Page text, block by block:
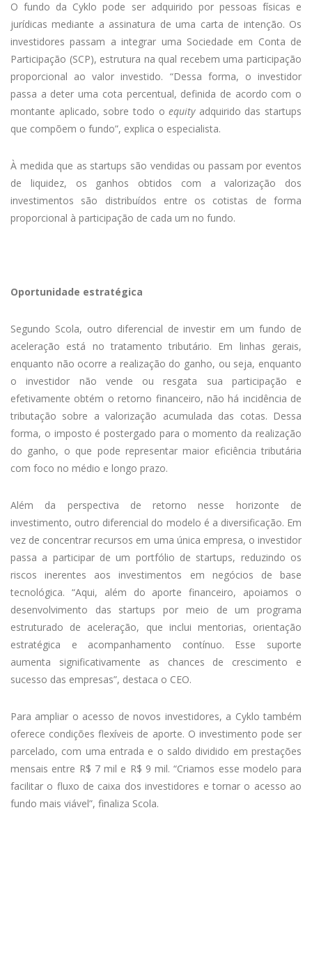
O fundo da Cyklo pode ser adquirido por pessoas físicas e
jurídicas mediante a assinatura de uma carta de intenção. Os
investidores passam a integrar uma Sociedade em Conta de
Participação (SCP), estrutura na qual recebem uma participação
proporcional ao valor investido. “Dessa forma, o investidor
passa a deter uma cota percentual, definida de acordo com o
montante aplicado, sobre todo oequityadquirido das startups
que compõem o fundo”, explica o especialista.
À medida que as startups são vendidas ou passam por eventos
de liquidez, os ganhos obtidos com a valorização dos
investimentos são distribuídos entre os cotistas de forma
proporcional à participação de cada um no fundo.
Oportunidade estratégica
Segundo Scola, outro diferencial de investir em um fundo de
aceleração está no tratamento tributário. Em linhas gerais,
enquanto não ocorre a realização do ganho, ou seja, enquanto
o investidor não vende ou resgata sua participação e
efetivamente obtém o retorno financeiro, não há incidência de
tributação sobre a valorização acumulada das cotas. Dessa
forma, o imposto é postergado para o momento da realização
do ganho, o que pode representar maior eficiência tributária
com foco no médio e longo prazo.
Além da perspectiva de retorno nesse horizonte de
investimento, outro diferencial do modelo é a diversificação. Em
vez de concentrar recursos em uma única empresa, o investidor
passa a participar de um portfólio de startups, reduzindo os
riscos inerentes aos investimentos em negócios de base
tecnológica. “Aqui, além do aporte financeiro, apoiamos o
desenvolvimento das startups por meio de um programa
estruturado de aceleração, que inclui mentorias, orientação
estratégica e acompanhamento contínuo. Esse suporte
aumenta significativamente as chances de crescimento e
sucesso das empresas”, destaca o CEO.
Para ampliar o acesso de novos investidores, a Cyklo também
oferece condições flexíveis de aporte. O investimento pode ser
parcelado, com uma entrada e o saldo dividido em prestações
mensais entre R$ 7 mil e R$ 9 mil. “Criamos esse modelo para
facilitar o fluxo de caixa dos investidores e tornar o acesso ao
fundo mais viável”, finaliza Scola.